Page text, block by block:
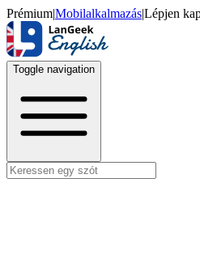
Prémium|Mobilalkalmazás|Lépjen
Toggle navigation